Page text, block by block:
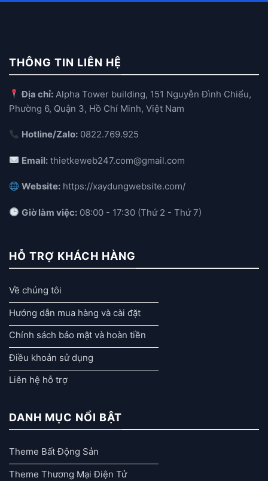
THÔNG TIN LIÊN HỆ
Địa chỉ: Alpha Tower building, 151 Nguyễn Đình Chiểu,
Phường 6, Quận 3, Hồ Chí Minh, Việt Nam
Hotline/Zalo: 0822.769.925
Email: thietkeweb247.com@gmail.com
Website: https://xaydungwebsite.com/
Giờ làm việc: 08:00 - 17:30 (Thứ 2 - Thứ 7)
HỖ TRỢ KHÁCH HÀNG
Về chúng tôi
Hướng dẫn mua hàng và cài đặt
Chính sách bảo mật và hoàn tiền
Điều khoản sử dụng
Liên hệ hỗ trợ
DANH MỤC NỔI BẬT
Theme Bất Động Sản
Theme Thương Mại Điện Tử